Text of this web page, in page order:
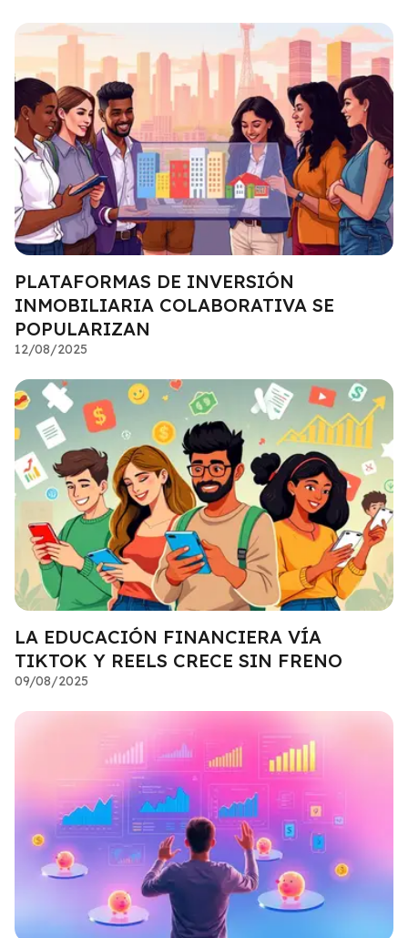
PLATAFORMAS DE INVERSIÓN
INMOBILIARIA COLABORATIVA SE
POPULARIZAN
12/08/2025
LA EDUCACIÓN FINANCIERA VÍA
TIKTOK Y REELS CRECE SIN FRENO
09/08/2025